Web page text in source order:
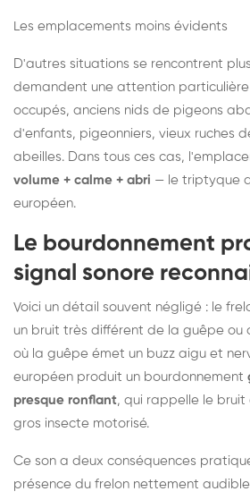
Les emplacements moins évidents
D'autres situations se rencontrent
demandent une attention particulière
occupés, anciens nids de pigeons
d'enfants, pigeonniers, vieux ruches
abeilles. Dans tous ces cas,
volume + calme + abri — le triptyque
européen.
Le bourdonnement
signal sonore
Voici un détail souvent négligé : le
un bruit très différent de la guêpe ou
où la guêpe émet un buzz aigu et
européen produit un bourdonnement
presque ronflant, qui rappelle le bruit
gros insecte motorisé.
Ce son a deux conséquences
présence du frelon nettement